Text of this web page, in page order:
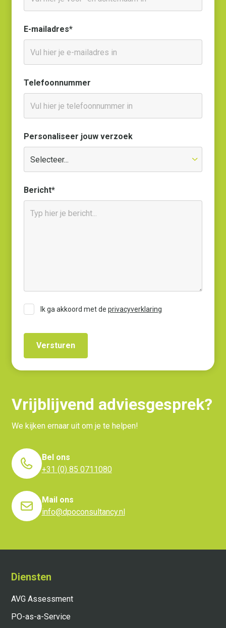
E-mailadres*
Telefoonnummer
Personaliseer jouw verzoek
Bericht*
Ik ga akkoord met deprivacyverklaring
Vrijblijvend adviesgesprek?
We kijken ernaar uit om je te helpen!
Bel ons
+31 (0) 85 0711080
Mail ons
info@dpoconsultancy.nl
Diensten
AVG Assessment
PO-as-a-Service